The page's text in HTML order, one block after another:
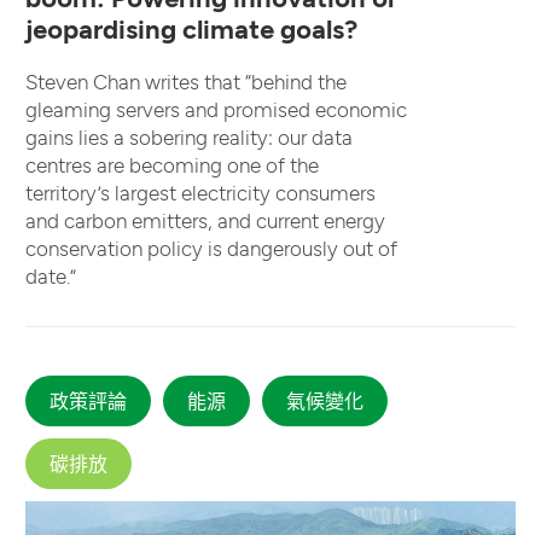
jeopardising climate goals?
Steven Chan writes that “behind the
gleaming servers and promised economic
gains lies a sobering reality: our data
centres are becoming one of the
territory’s largest electricity consumers
and carbon emitters, and current energy
conservation policy is dangerously out of
date.”
政策評論 能源 氣候變化
碳排放